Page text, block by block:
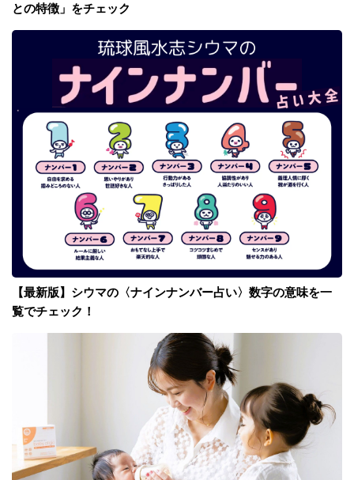
との特徴」をチェック
【最新版】シウマの〈ナインナンバー占い〉数字の意味を一
覧でチェック！